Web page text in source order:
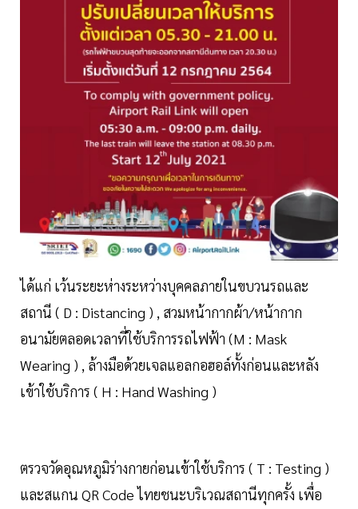
ได้แก่ เว้นระยะห่างระหว่างบุคคลภายในขบวนรถและ
สถานี ( D : Distancing ) , สวมหน้ากากผ้า/หน้ากาก
อนามัยตลอดเวลาที่ใช้บริการรถไฟฟ้า (M : Mask
Wearing ) , ล้างมือด้วยเจลแอลกอฮอล์ทั้งก่อนและหลัง
เข้าใช้บริการ ( H : Hand Washing )
ตรวจวัดอุณหภูมิร่างกายก่อนเข้าใช้บริการ ( T : Testing )
และสแกน QR Code ไทยชนะบริเวณสถานีทุกครั้ง เพื่อ